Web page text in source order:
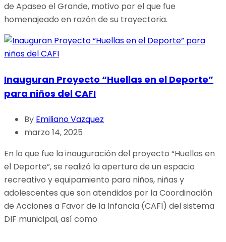
de Apaseo el Grande, motivo por el que fue
homenajeado en razón de su trayectoria.
Inauguran Proyecto “Huellas en el Deporte”
para niños del CAFI
By Emiliano Vazquez
marzo 14, 2025
En lo que fue la inauguración del proyecto “Huellas en
el Deporte”, se realizó la apertura de un espacio
recreativo y equipamiento para niños, niñas y
adolescentes que son atendidos por la Coordinación
de Acciones a Favor de la Infancia (CAFI) del sistema
DIF municipal, así como